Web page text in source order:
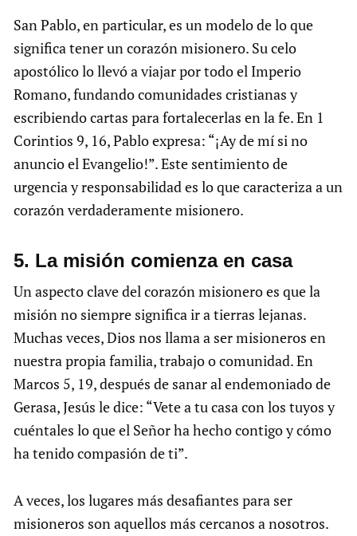
San Pablo, en particular, es un modelo de lo que
significa tener un corazón misionero. Su celo
apostólico lo llevó a viajar por todo el Imperio
Romano, fundando comunidades cristianas y
escribiendo cartas para fortalecerlas en la fe. En 1
Corintios 9, 16, Pablo expresa: “¡Ay de mí si no
anuncio el Evangelio!”. Este sentimiento de
urgencia y responsabilidad es lo que caracteriza a un
corazón verdaderamente misionero.
5. La misión comienza en casa
Un aspecto clave del corazón misionero es que la
misión no siempre significa ir a tierras lejanas.
Muchas veces, Dios nos llama a ser misioneros en
nuestra propia familia, trabajo o comunidad. En
Marcos 5, 19, después de sanar al endemoniado de
Gerasa, Jesús le dice: “Vete a tu casa con los tuyos y
cuéntales lo que el Señor ha hecho contigo y cómo
ha tenido compasión de ti”.
A veces, los lugares más desafiantes para ser
misioneros son aquellos más cercanos a nosotros.